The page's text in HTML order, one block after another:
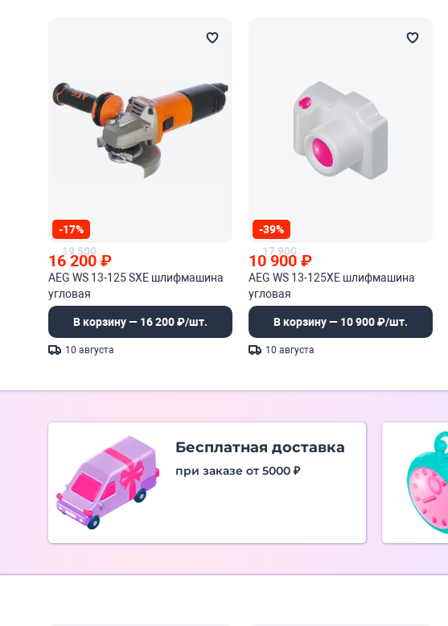
-17%
19 500
16 200₽
AEG WS 13-125 SXE шлифмашина
угловая
В корзину — 16 200 ₽/шт.
10 августа
-39%
17 900
10 900₽
AEG WS 13-125XE шлифмашина
угловая
В корзину — 10 900 ₽/шт.
10 августа
Бесплатная доставка
при заказе от 5000 ₽